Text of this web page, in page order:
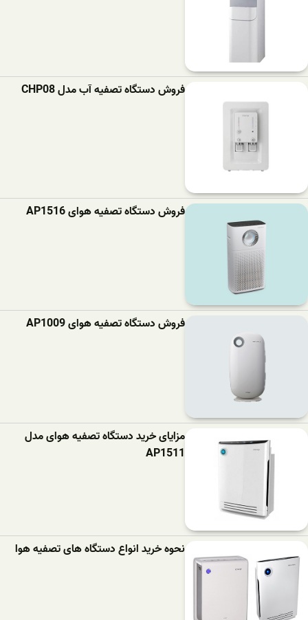
فروش دستگاه تصفیه آب مدل CHP08
فروش دستگاه تصفیه هوای AP1516
فروش دستگاه تصفیه هوای AP1009
مزایای خرید دستگاه تصفیه هوای مدل
AP1511
نحوه خرید انواع دستگاه های تصفیه هوا